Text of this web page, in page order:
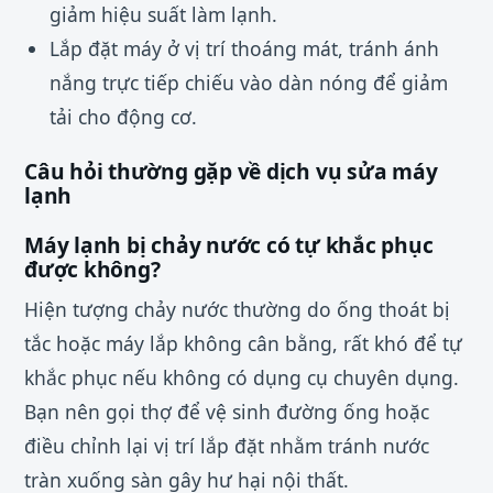
giảm hiệu suất làm lạnh.
Lắp đặt máy ở vị trí thoáng mát, tránh ánh
nắng trực tiếp chiếu vào dàn nóng để giảm
tải cho động cơ.
Câu hỏi thường gặp về dịch vụ sửa máy
lạnh
Máy lạnh bị chảy nước có tự khắc phục
được không?
Hiện tượng chảy nước thường do ống thoát bị
tắc hoặc máy lắp không cân bằng, rất khó để tự
khắc phục nếu không có dụng cụ chuyên dụng.
Bạn nên gọi thợ để vệ sinh đường ống hoặc
điều chỉnh lại vị trí lắp đặt nhằm tránh nước
tràn xuống sàn gây hư hại nội thất.